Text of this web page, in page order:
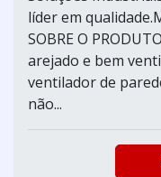
líder em
SOBRE O
arejado e bem
ventilador de
não...